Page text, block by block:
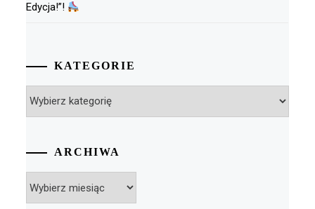
Edycja!”!
KATEGORIE
ARCHIWA